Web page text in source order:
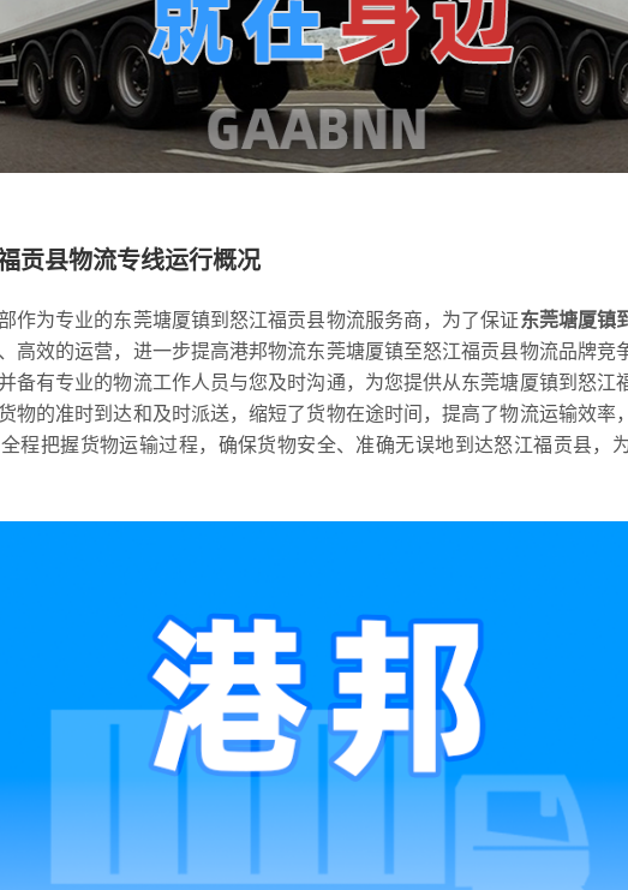
贡县物流专线运行概况
作为专业的东莞塘厦镇到怒江福贡县物流服务商，为了保证东莞塘厦镇
高效的运营，进一步提高港邦物流东莞塘厦镇至怒江福贡县物流品牌竞
备有专业的物流工作人员与您及时沟通，为您提供从东莞塘厦镇到怒江
物的准时到达和及时派送，缩短了货物在途时间，提高了物流运输效率
程把握货物运输过程，确保货物安全、准确无误地到达怒江福贡县，